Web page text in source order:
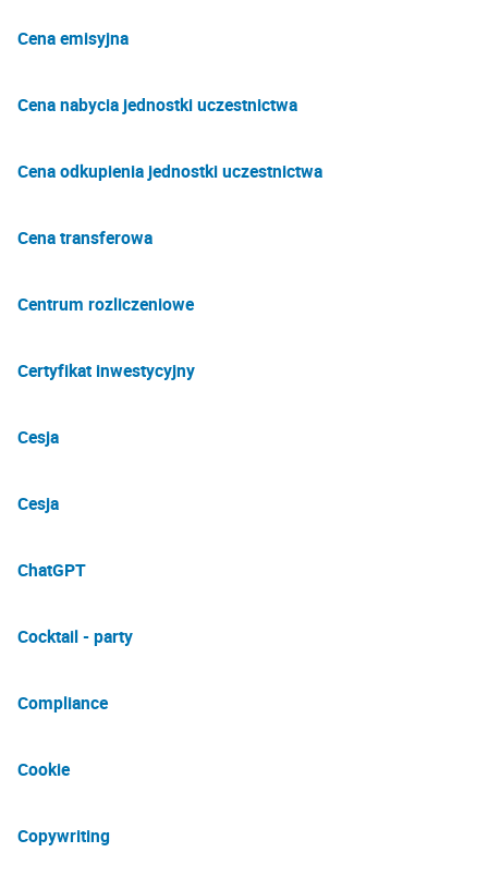
Cena emisyjna
Cena nabycia jednostki uczestnictwa
Cena odkupienia jednostki uczestnictwa
Cena transferowa
Centrum rozliczeniowe
Certyfikat inwestycyjny
Cesja
Cesja
ChatGPT
Cocktail - party
Compliance
Cookie
Copywriting